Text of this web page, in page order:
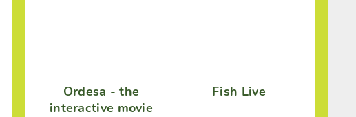
Ordesa - the
interactive movie
Fish Live